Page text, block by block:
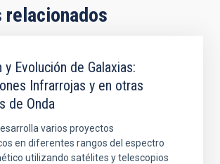
relacionados
y Evolución de Galaxias:
Infrarrojas y en otras
de Onda
varios proyectos
en diferentes rangos del espectro
utilizando satélites y telescopios